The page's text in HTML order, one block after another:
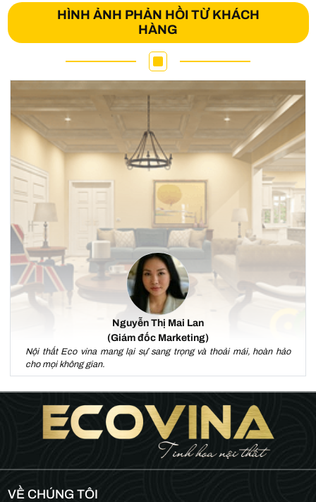
HÌNH ẢNH PHẢN HỒI TỪ KHÁCH
HÀNG
Nguyễn Thị Mai Lan
(Giám đốc Marketing)
Nội thất Eco vina mang lại sự sang trọng và thoải mái, hoàn hảo
cho mọi không gian.
VỀ CHÚNG TÔI